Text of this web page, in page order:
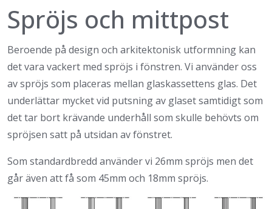
Spröjs och mittpost
Beroende på design och arkitektonisk utformning kan
det vara vackert med spröjs i fönstren. Vi använder oss
av spröjs som placeras mellan glaskassettens glas. Det
underlättar mycket vid putsning av glaset samtidigt som
det tar bort krävande underhåll som skulle behövts om
spröjsen satt på utsidan av fönstret.
Som standardbredd använder vi 26mm spröjs men det
går även att få som 45mm och 18mm spröjs.